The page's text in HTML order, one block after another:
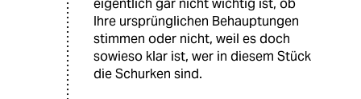
eigentlich gar nicht wichtig ist, ob
Ihre ursprünglichen Behauptungen
stimmen oder nicht, weil es doch
sowieso klar ist, wer in diesem Stück
die Schurken sind.